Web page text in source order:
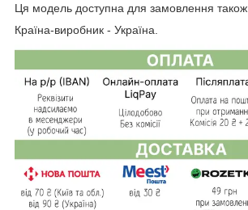
Ця модель доступна для замовлення також
Країна-виробник - Україна.